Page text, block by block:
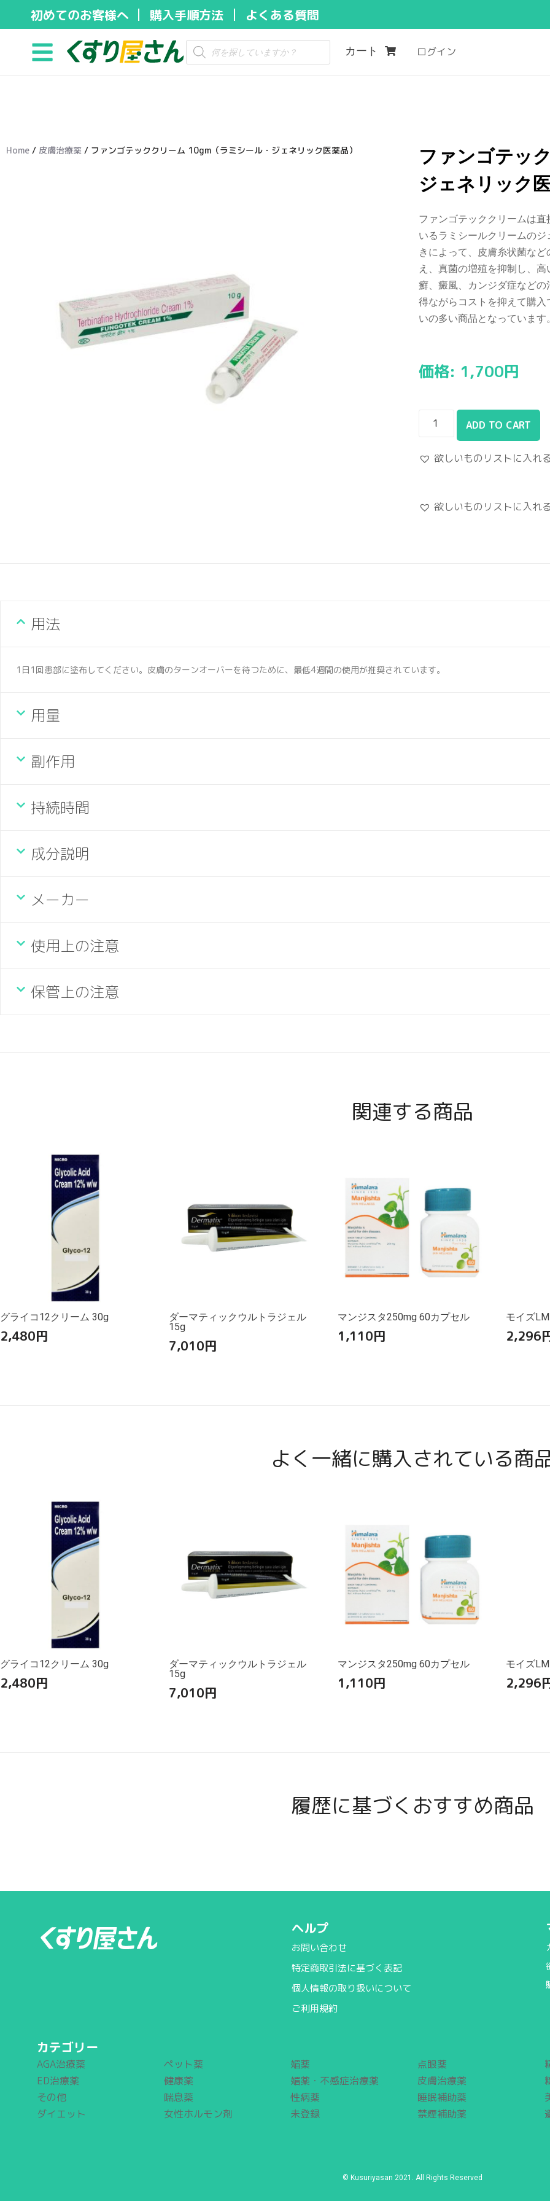
キ
初めてのお客様へ 購入手順方法 よくある質問
カート ログイン
Home / 皮膚治療薬 / ファンゴテッククリーム 10gm（ラミシール・ジェネリック医薬品）
ファンゴテッ
ジェネリック
ファンゴテッククリームは
いるラミシールクリームの
きによって、皮膚糸状菌な
え、真菌の増殖を抑制し、
癬、癜風、カンジダ症など
得ながらコストを抑えて購
いの多い商品となっています
価格: 1,700円
ADD TO CART
欲しいものリストに入れ
欲しいものリストに入れ
用法
1日1回患部に塗布してください。皮膚のターンオーバーを待つために、最低4週間の使用が推奨されています。
用量
副作用
持続時間
成分説明
メーカー
使用上の注意
保管上の注意
関連する商品
グライコ12クリーム 30g
2,480円
ダーマティックウルトラジェル
15g
7,010円
マンジスタ250mg 60カプセル
1,110円
モイズ
2,296
よく一緒に購入されている商
グライコ12クリーム 30g
2,480円
ダーマティックウルトラジェル
15g
7,010円
マンジスタ250mg 60カプセル
1,110円
モイズ
2,296
履歴に基づくおすすめ商品
ヘルプ
お問い合わせ
特定商取引法に基づく表記
個人情報の取り扱いについて
ご利用規約
カテゴリー
AGA治療薬
ED治療薬
その他
ダイエット
ペット薬
健康薬
喘息薬
女性ホルモン剤
媚薬
媚薬・不感症治療薬
性病薬
未登録
点眼薬
皮膚治療薬
睡眠補助薬
禁煙補助薬
© Kusuriyasan 2021. All Rights Reserved